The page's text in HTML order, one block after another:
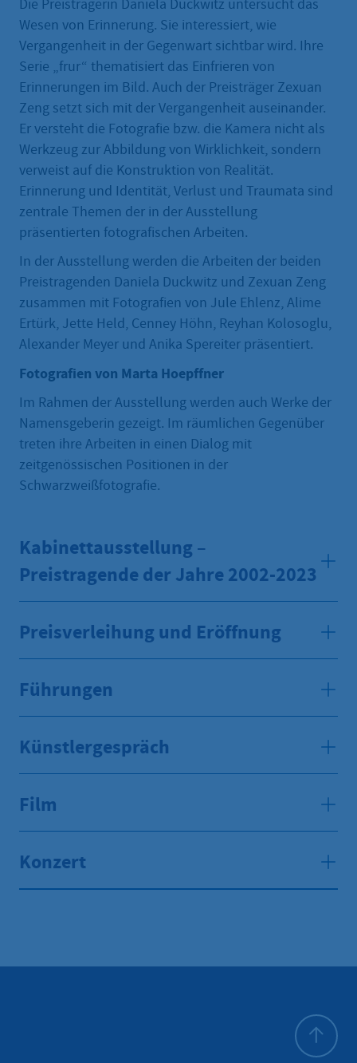
Die Preisträgerin Daniela Duckwitz untersucht das
Wesen von Erinnerung. Sie interessiert, wie
Vergangenheit in der Gegenwart sichtbar wird. Ihre
Serie „frur“ thematisiert das Einfrieren von
Erinnerungen im Bild. Auch der Preisträger Zexuan
Zeng setzt sich mit der Vergangenheit auseinander.
Er versteht die Fotografie bzw. die Kamera nicht als
Werkzeug zur Abbildung von Wirklichkeit, sondern
verweist auf die Konstruktion von Realität.
Erinnerung und Identität, Verlust und Traumata sind
zentrale Themen der in der Ausstellung
präsentierten fotografischen Arbeiten.
In der Ausstellung werden die Arbeiten der beiden
Preistragenden Daniela Duckwitz und Zexuan Zeng
zusammen mit Fotografien von Jule Ehlenz, Alime
Ertürk, Jette Held, Cenney Höhn, Reyhan Kolosoglu,
Alexander Meyer und Anika Spereiter präsentiert.
Fotografien von Marta Hoepffner
Im Rahmen der Ausstellung werden auch Werke der
Namensgeberin gezeigt. Im räumlichen Gegenüber
treten ihre Arbeiten in einen Dialog mit
zeitgenössischen Positionen in der
Schwarzweißfotografie.
Kabinettausstellung –
Preistragende der Jahre 2002-2023
Preisverleihung und Eröffnung
Führungen
Künstlergespräch
Film
Konzert